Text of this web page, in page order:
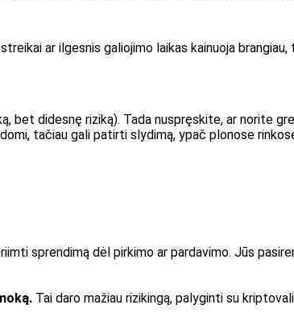
ar ilgesnis galiojimo laikas kainuoja
didesnę riziką). Tada nuspręskite, ar norite
tačiau gali patirti slydimą, ypač plonose
sprendimą dėl pirkimo ar pardavimo. Jūs
Tai daro mažiau rizikingą, palyginti su